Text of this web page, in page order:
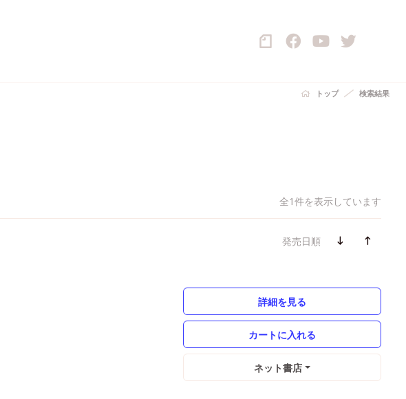
トップ 検索結果
全1件を表示しています
発売日順
詳細を見る
ネット書店